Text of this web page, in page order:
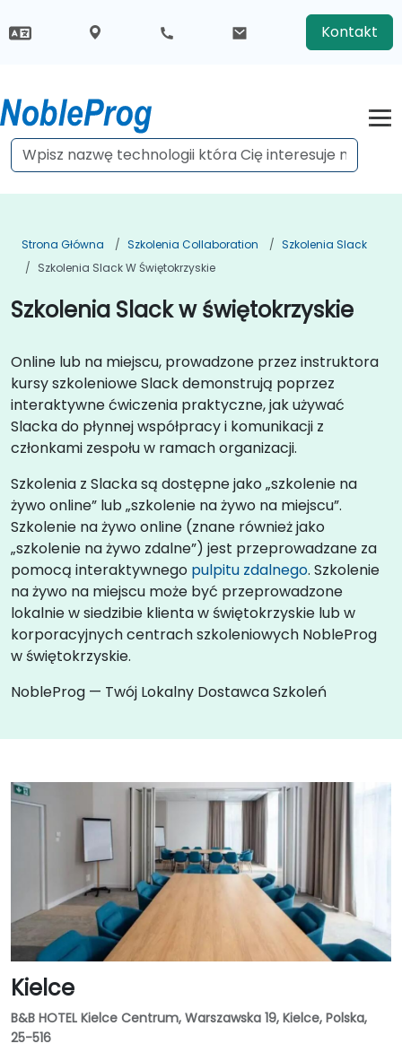
Kontakt
Strona Główna Szkolenia Collaboration
Szkolenia Slack
Szkolenia Slack W Świętokrzyskie
Szkolenia Slack w świętokrzyskie
Online lub na miejscu, prowadzone przez instruktora
kursy szkoleniowe Slack demonstrują poprzez
interaktywne ćwiczenia praktyczne, jak używać
Slacka do płynnej współpracy i komunikacji z
członkami zespołu w ramach organizacji.
Szkolenia z Slacka są dostępne jako „szkolenie na
żywo online” lub „szkolenie na żywo na miejscu”.
Szkolenie na żywo online (znane również jako
„szkolenie na żywo zdalne”) jest przeprowadzane za
pomocą interaktywnego pulpitu zdalnego. Szkolenie
na żywo na miejscu może być przeprowadzone
lokalnie w siedzibie klienta w świętokrzyskie lub w
korporacyjnych centrach szkoleniowych NobleProg
w świętokrzyskie.
NobleProg — Twój Lokalny Dostawca Szkoleń
Kielce
B&B HOTEL Kielce Centrum, Warszawska 19, Kielce, Polska,
25-516